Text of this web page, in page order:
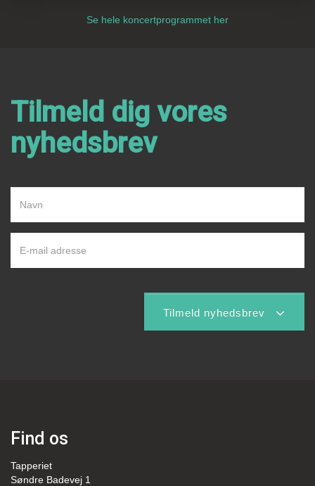
Se hele koncertprogrammet her
Tilmeld dig vores
nyhedsbrev
Tilmeld nyhedsbrev
Find os
Tapperiet
Søndre Badevej 1